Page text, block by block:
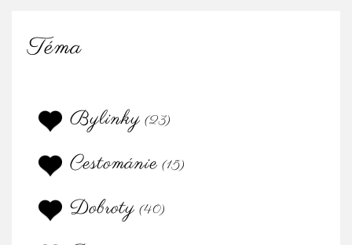
Téma
Bylinky (23)
Cestománie (15)
Dobroty (40)